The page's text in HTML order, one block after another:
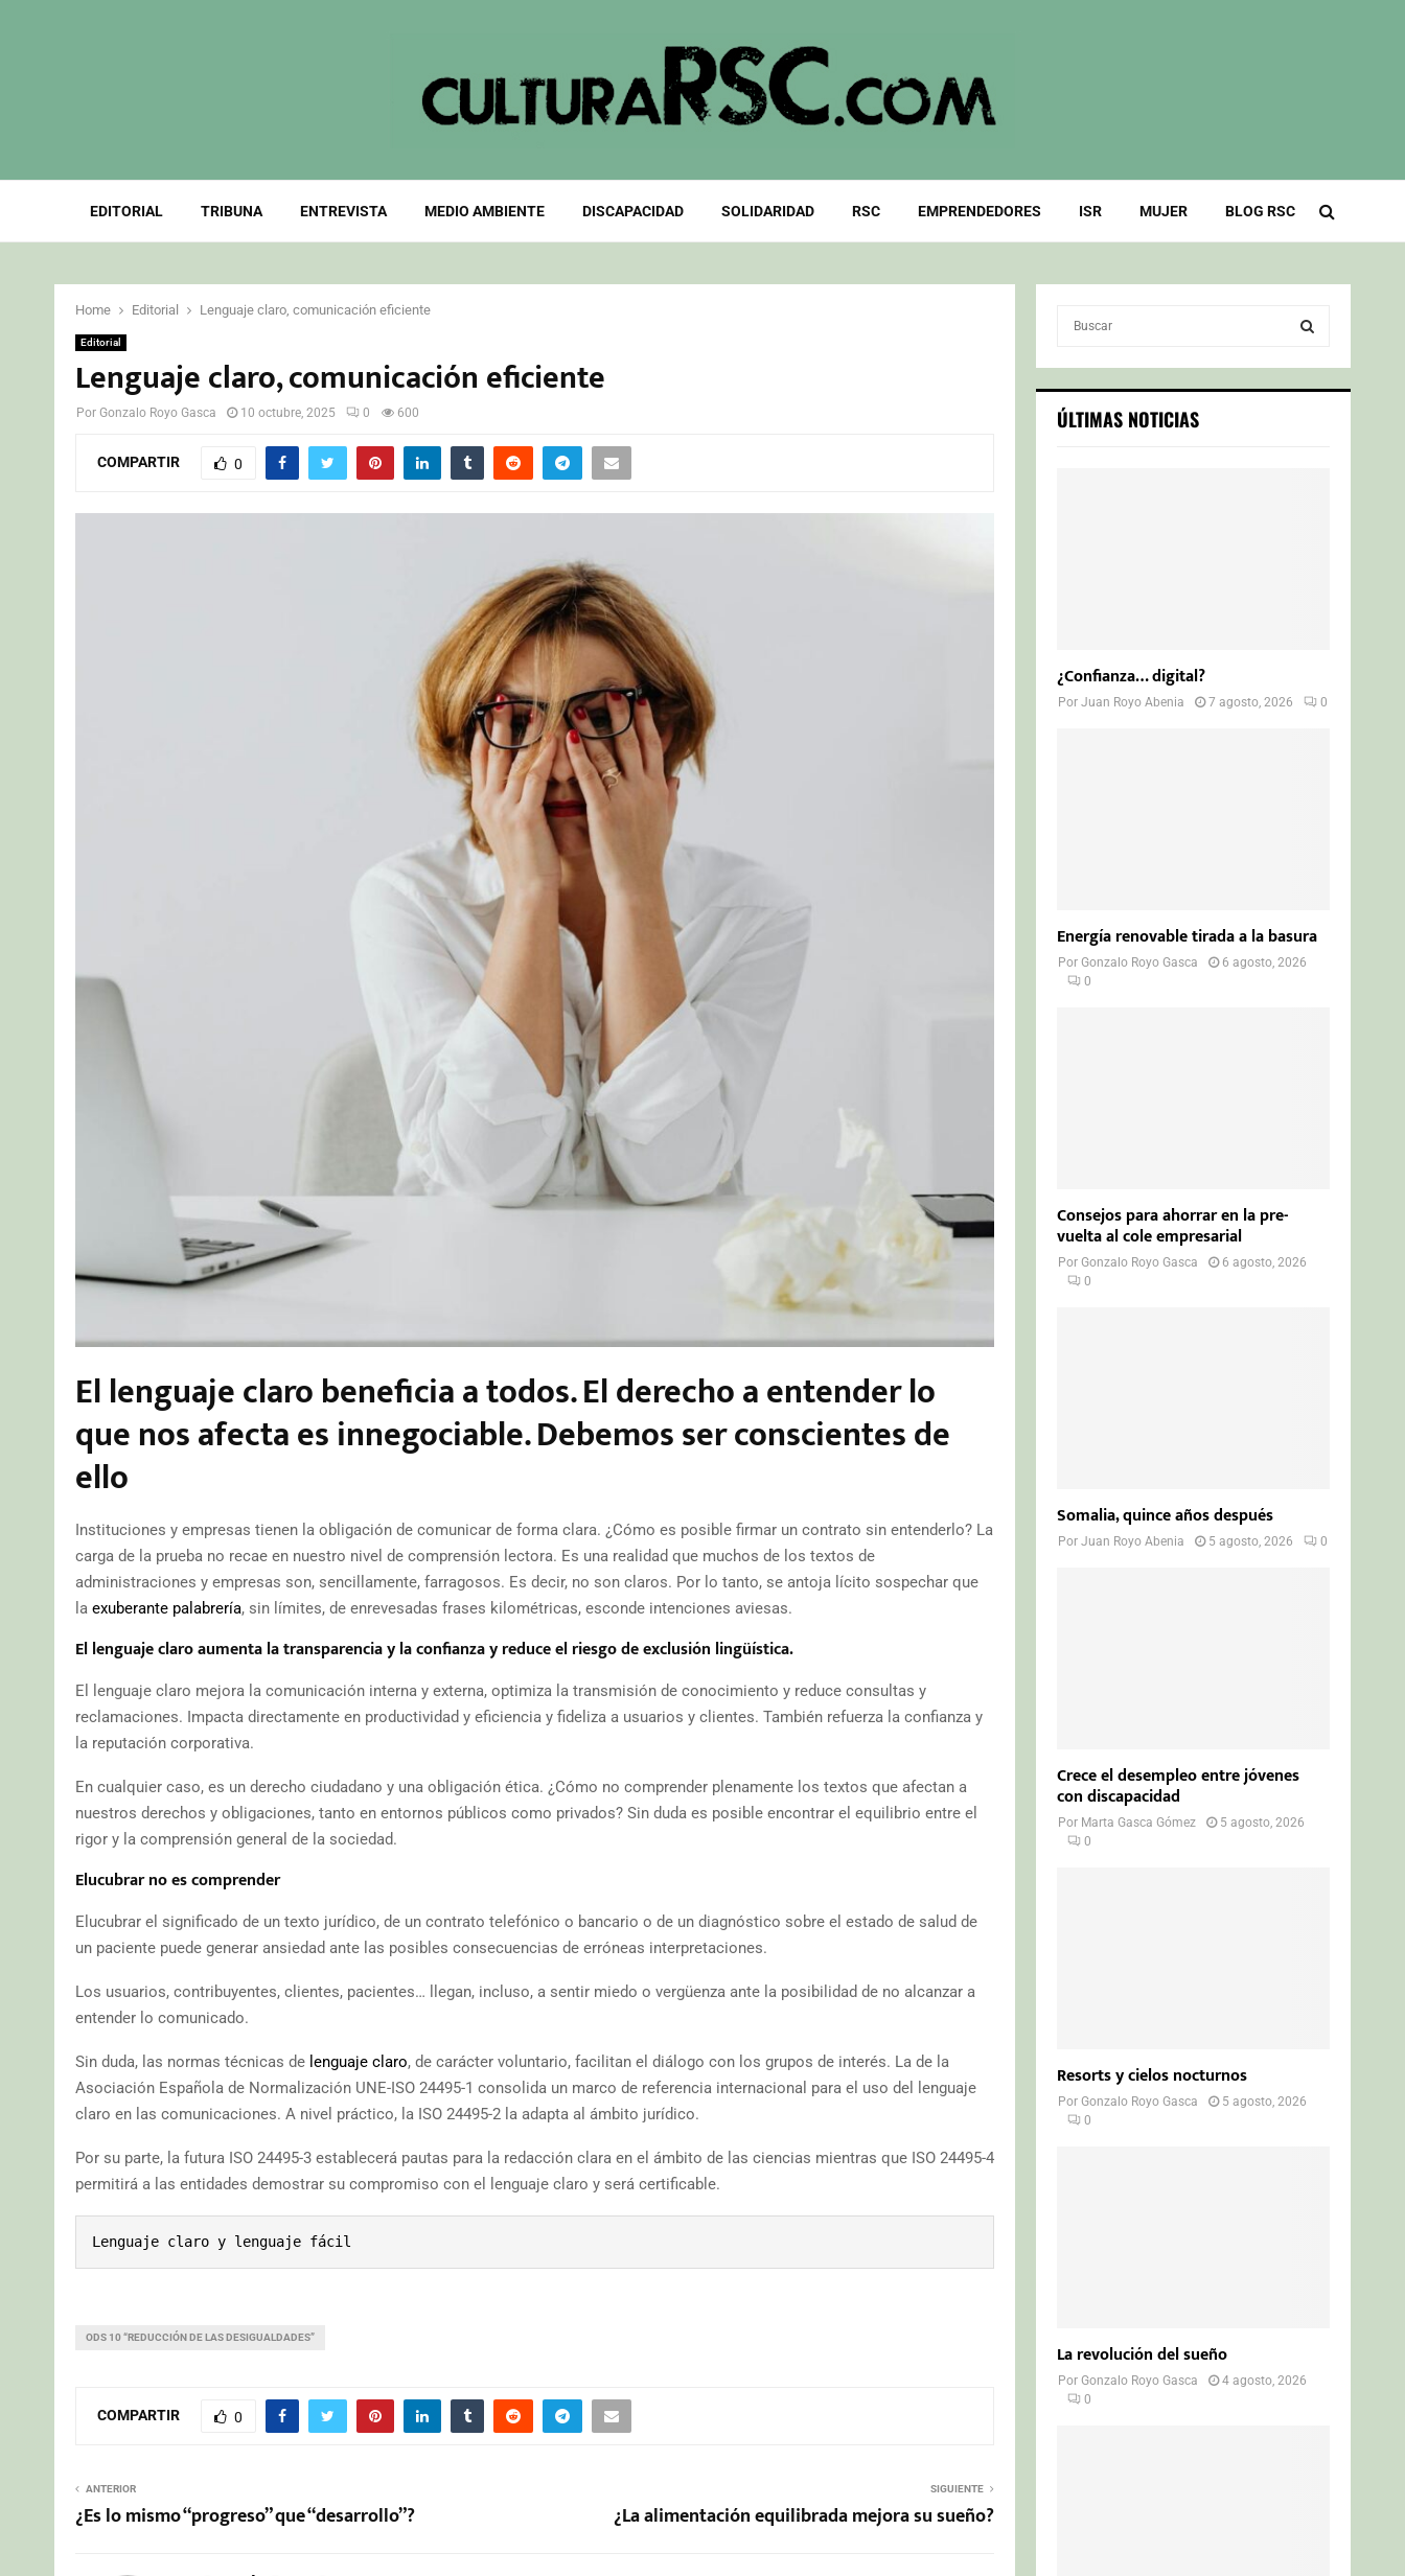
EDITORIAL TRIBUNA ENTREVISTA MEDIO AMBIENTE DISCAPACIDAD SOLIDARIDAD RSC EMPRENDEDORES ISR MUJER BLOG RSC
Home Editorial Lenguaje claro, comunicación eficiente
Editorial
Lenguaje claro, comunicación eficiente
Por Gonzalo Royo Gasca 10 octubre, 2025 0 600
COMPARTIR 0
El lenguaje claro beneficia a todos. El derecho a entender lo
que nos afecta es innegociable. Debemos ser conscientes de
ello
Instituciones y empresas tienen la obligación de comunicar de forma clara. ¿Cómo es posible firmar un contrato sin entenderlo? La
carga de la prueba no recae en nuestro nivel de comprensión lectora. Es una realidad que muchos de los textos de
administraciones y empresas son, sencillamente, farragosos. Es decir, no son claros. Por lo tanto, se antoja lícito sospechar que
la exuberante palabrería, sin límites, de enrevesadas frases kilométricas, esconde intenciones aviesas.
El lenguaje claro aumenta la transparencia y la confianza y reduce el riesgo de exclusión lingüística.
El lenguaje claro mejora la comunicación interna y externa, optimiza la transmisión de conocimiento y reduce consultas y
reclamaciones. Impacta directamente en productividad y eficiencia y fideliza a usuarios y clientes. También refuerza la confianza y
la reputación corporativa.
En cualquier caso, es un derecho ciudadano y una obligación ética. ¿Cómo no comprender plenamente los textos que afectan a
nuestros derechos y obligaciones, tanto en entornos públicos como privados? Sin duda es posible encontrar el equilibrio entre el
rigor y la comprensión general de la sociedad.
Elucubrar no es comprender
Elucubrar el significado de un texto jurídico, de un contrato telefónico o bancario o de un diagnóstico sobre el estado de salud de
un paciente puede generar ansiedad ante las posibles consecuencias de erróneas interpretaciones.
Los usuarios, contribuyentes, clientes, pacientes… llegan, incluso, a sentir miedo o vergüenza ante la posibilidad de no alcanzar a
entender lo comunicado.
Sin duda, las normas técnicas de lenguaje claro, de carácter voluntario, facilitan el diálogo con los grupos de interés. La de la
Asociación Española de Normalización UNE-ISO 24495-1 consolida un marco de referencia internacional para el uso del lenguaje
claro en las comunicaciones. A nivel práctico, la ISO 24495-2 la adapta al ámbito jurídico.
Por su parte, la futura ISO 24495-3 establecerá pautas para la redacción clara en el ámbito de las ciencias mientras que ISO 24495-4
permitirá a las entidades demostrar su compromiso con el lenguaje claro y será certificable.
Lenguaje claro y lenguaje fácil
ODS 10 “REDUCCIÓN DE LAS DESIGUALDADES”
COMPARTIR 0
ANTERIOR
¿Es lo mismo “progreso” que “desarrollo”?
SIGUIENTE
¿La alimentación equilibrada mejora su sueño?
c
h
S
ÚLTIMAS NOTICIAS
¿Confianza… digital?
PorJuan Royo Abenia 7 agosto, 2026 0
Energía renovable tirada a la basura
PorGonzalo Royo Gasca
6 agosto, 2026
0
Consejos para ahorrar en la pre-
vuelta al cole empresarial
PorGonzalo Royo Gasca
6 agosto, 2026
0
Somalia, quince años después
PorJuan Royo Abenia 5 agosto, 2026 0
Crece el desempleo entre jóvenes
con discapacidad
Por Marta Gasca Gómez
5 agosto, 2026
0
Resorts y cielos nocturnos
PorGonzalo Royo Gasca
5 agosto, 2026
0
La revolución del sueño
PorGonzalo Royo Gasca
4 agosto, 2026
0